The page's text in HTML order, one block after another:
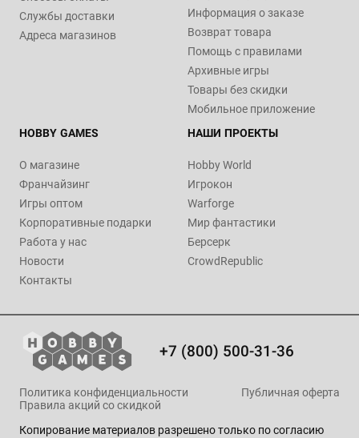
Службы доставки
Адреса магазинов
Информация о заказе
Возврат товара
Помощь с правилами
Архивные игры
Товары без скидки
Мобильное приложение
HOBBY GAMES
О магазине
Франчайзинг
Игры оптом
Корпоративные подарки
Работа у нас
Новости
Контакты
НАШИ ПРОЕКТЫ
Hobby World
Игрокон
Warforge
Мир фантастики
Берсерк
CrowdRepublic
+7 (800) 500-31-36
Копирование материалов разрешено только по согласию
Политика конфиденциальности
Публичная оферта
Правила акций со скидкой